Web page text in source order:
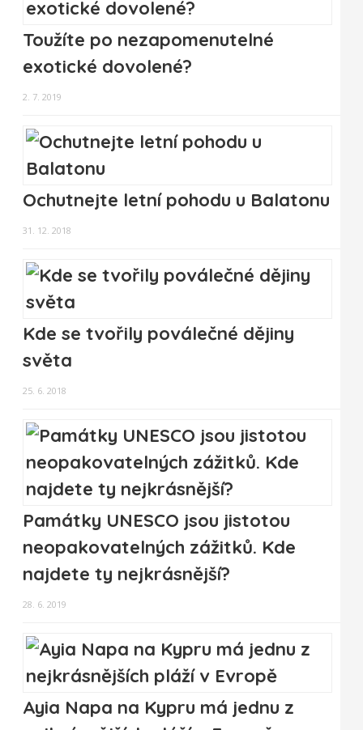
Toužíte po nezapomenutelné
exotické dovolené?
2. 7. 2019
Ochutnejte letní pohodu u Balatonu
31. 12. 2018
Kde se tvořily poválečné dějiny
světa
25. 6. 2018
Památky UNESCO jsou jistotou
neopakovatelných zážitků. Kde
najdete ty nejkrásnější?
28. 6. 2019
Ayia Napa na Kypru má jednu z